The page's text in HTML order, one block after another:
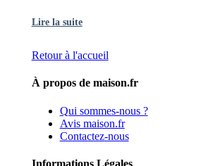
Lire la suite
Retour à l'accueil
À propos de maison.fr
Qui sommes-nous ?
Avis maison.fr
Contactez-nous
Informations Légales